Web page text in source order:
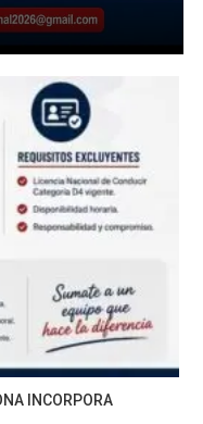
INCORPORA